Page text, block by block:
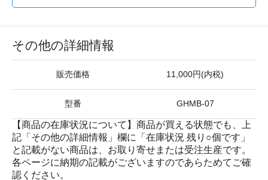
その他の詳細情報
販売価格 11,000円(内税)
型番 GHMB-07
【商品の在庫状況について】商品が買える状態でも、上
記「その他の詳細情報」欄に「在庫状況 残り○個です」
と記載がない商品は、お取り寄せまたは受注生産です。
各ページに納期の記載がございますのであらためてご確
認ください。